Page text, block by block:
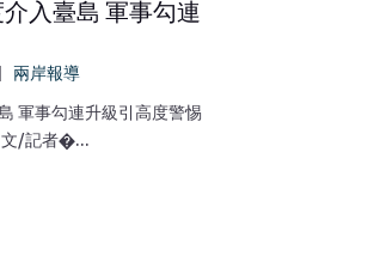
入臺島 軍事勾連
兩岸報導
軍事勾連升級引高度警惕
文/記者�...